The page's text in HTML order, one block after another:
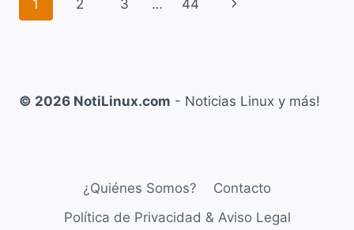
DESPUÉS
DINIT
1 2 3 … 44
© 2026 NotiLinux.com - Noticias Linux y más!
¿Quiénes Somos?
Contacto
Política de Privacidad & Aviso Legal